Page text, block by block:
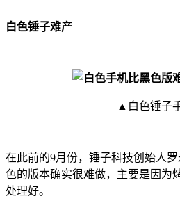
白色锤子难产
▲白色锤子
在此前的9月份，锤子科技创始人
色的版本确实很难做，主要是因为
处理好。